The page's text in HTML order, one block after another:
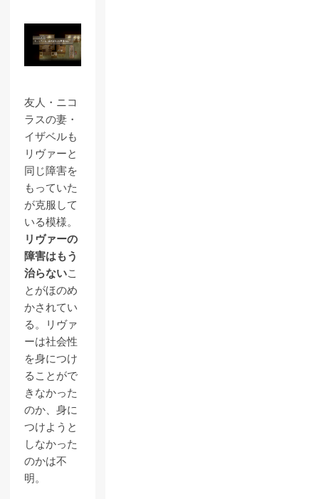
友人・ニコ
ラスの妻・
イザベルも
リヴァーと
同じ障害を
もっていた
が克服して
いる模様。
リヴァーの
障害はもう
治らないこ
とがほのめ
かされてい
る。リヴァ
ーは社会性
を身につけ
ることがで
きなかった
のか、身に
つけようと
しなかった
のかは不
明。